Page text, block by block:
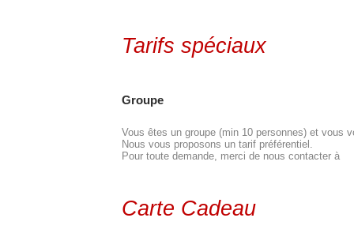
Tarifs spéciaux
Groupe
Vous êtes un groupe (min 10 personnes) et vous
Nous vous proposons un tarif préférentiel.
Pour toute demande, merci de nous contacter à
Carte Cadeau